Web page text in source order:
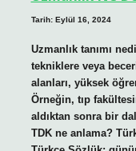
Tarih: Eylül 16, 2024
Uzmanlık tanımı
tekniklere veya
alanları, yüksek
Örneğin, tıp
aldıktan sonra bir
TDK ne anlama?